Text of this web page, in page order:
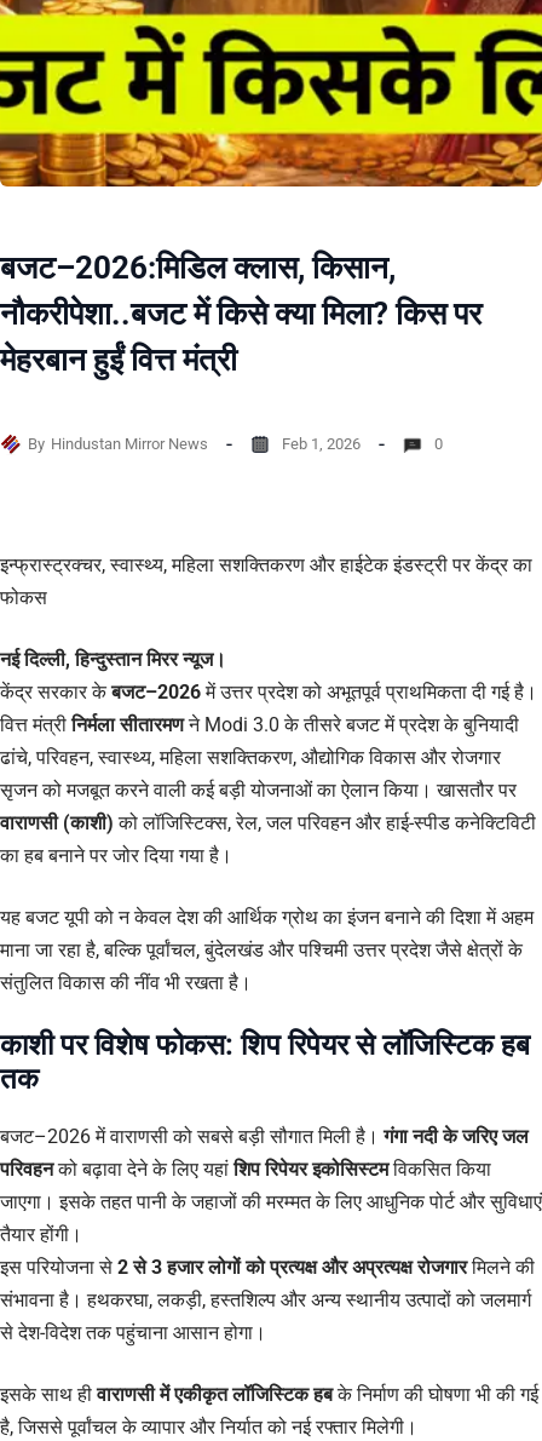
बजट–2026:मिडिल क्लास, किसान,
नौकरीपेशा..बजट में किसे क्या मिला? किस पर
मेहरबान हुईं वित्त मंत्री
By Hindustan Mirror News Feb 1, 2026 0
इन्फ्रास्ट्रक्चर, स्वास्थ्य, महिला सशक्तिकरण और हाईटेक इंडस्ट्री पर केंद्र का
फोकस
नई दिल्ली, हिन्दुस्तान मिरर न्यूज।
केंद्र सरकार केबजट–2026में उत्तर प्रदेश को अभूतपूर्व प्राथमिकता दी गई है।
वित्त मंत्रीनिर्मला सीतारमणने Modi 3.0 के तीसरे बजट में प्रदेश के बुनियादी
ढांचे, परिवहन, स्वास्थ्य, महिला सशक्तिकरण, औद्योगिक विकास और रोजगार
सृजन को मजबूत करने वाली कई बड़ी योजनाओं का ऐलान किया। खासतौर पर
वाराणसी (काशी) को लॉजिस्टिक्स, रेल, जल परिवहन और हाई-स्पीड कनेक्टिविटी
का हब बनाने पर जोर दिया गया है।
यह बजट यूपी को न केवल देश की आर्थिक ग्रोथ का इंजन बनाने की दिशा में अहम
माना जा रहा है, बल्कि पूर्वांचल, बुंदेलखंड और पश्चिमी उत्तर प्रदेश जैसे क्षेत्रों के
संतुलित विकास की नींव भी रखता है।
काशी पर विशेष फोकस: शिप रिपेयर से लॉजिस्टिक हब
तक
बजट–2026 में वाराणसी को सबसे बड़ी सौगात मिली है।गंगा नदी के जरिए जल
परिवहनको बढ़ावा देने के लिए यहांशिप रिपेयर इकोसिस्टमविकसित किया
जाएगा। इसके तहत पानी के जहाजों की मरम्मत के लिए आधुनिक पोर्ट और सुविधाएं
तैयार होंगी।
इस परियोजना से 2 से 3 हजार लोगों को प्रत्यक्ष और अप्रत्यक्ष रोजगारमिलने की
संभावना है। हथकरघा, लकड़ी, हस्तशिल्प और अन्य स्थानीय उत्पादों को जलमार्ग
से देश-विदेश तक पहुंचाना आसान होगा।
इसके साथ हीवाराणसी में एकीकृत लॉजिस्टिक हबके निर्माण की घोषणा भी की गई
है, जिससे पूर्वांचल के व्यापार और निर्यात को नई रफ्तार मिलेगी।